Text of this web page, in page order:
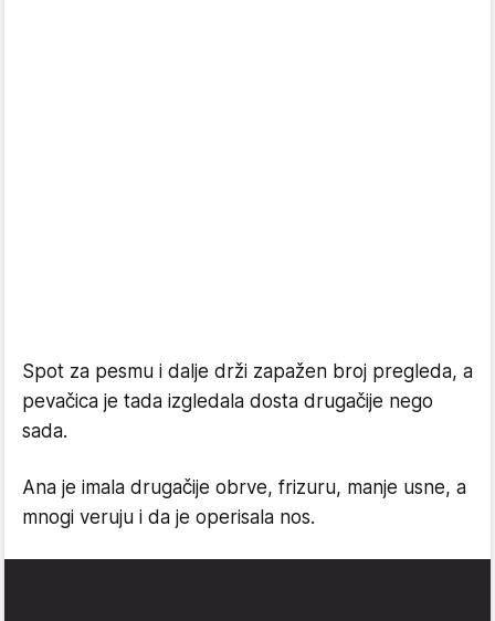
Spot za pesmu i dalje drži zapažen broj pregleda, a
pevačica je tada izgledala dosta drugačije nego
sada.
Ana je imala drugačije obrve, frizuru, manje usne, a
mnogi veruju i da je operisala nos.